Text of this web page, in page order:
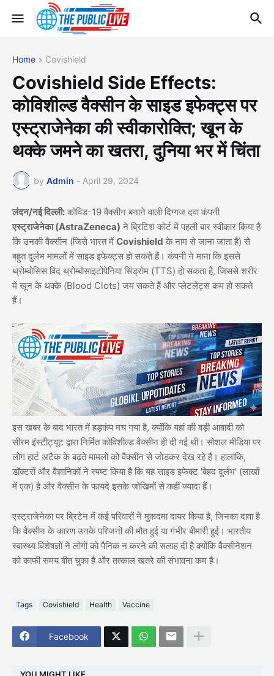
Home Covishield
Covishield Side Effects:
कोविशील्ड वैक्सीन के साइड इफेक्ट्स पर
एस्ट्राजेनेका की स्वीकारोक्ति; खून के
थक्के जमने का खतरा, दुनिया भर में चिंता
by Admin - April 29, 2024
लंदन/नई दिल्ली: कोविड-19 वैक्सीन बनाने वाली दिग्गज दवा कंपनी
एस्ट्राजेनेका (AstraZeneca) ने ब्रिटिश कोर्ट में पहली बार स्वीकार किया है
कि उनकी वैक्सीन (जिसे भारत में Covishield के नाम से जाना जाता है) से
बहुत दुर्लभ मामलों में साइड इफेक्ट्स हो सकते हैं। कंपनी ने माना कि इससे
थ्रोम्बोसिस विद थ्रोम्बोसाइटोपेनिया सिंड्रोम (TTS) हो सकता है, जिससे शरीर
में खून के थक्के (Blood Clots) जम सकते हैं और प्लेटलेट्स कम हो सकते
हैं।
इस खबर के बाद भारत में हड़कंप मच गया है, क्योंकि यहां की बड़ी आबादी को
सीरम इंस्टीट्यूट द्वारा निर्मित कोविशील्ड वैक्सीन ही दी गई थी। सोशल मीडिया पर
लोग हार्ट अटैक के बढ़ते मामलों को वैक्सीन से जोड़कर देख रहे हैं। हालांकि,
डॉक्टरों और वैज्ञानिकों ने स्पष्ट किया है कि यह साइड इफेक्ट 'बेहद दुर्लभ' (लाखों
में एक) है और वैक्सीन के फायदे इसके जोखिमों से कहीं ज्यादा हैं।
एस्ट्राजेनेका पर ब्रिटेन में कई परिवारों ने मुकदमा दायर किया है, जिनका दावा है
कि वैक्सीन के कारण उनके परिजनों की मौत हुई या गंभीर बीमारी हुई। भारतीय
स्वास्थ्य विशेषज्ञों ने लोगों को पैनिक न करने की सलाह दी है क्योंकि वैक्सीनेशन
को काफी समय बीत चुका है और तत्काल खतरे की संभावना कम है।
Tags Covishield Health Vaccine
Facebook